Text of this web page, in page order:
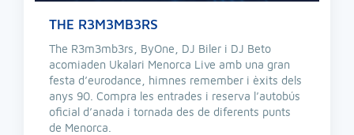
THE R3M3MB3RS
The R3m3mb3rs, ByOne, DJ Biler i DJ Beto
acomiaden Ukalari Menorca Live amb una gran
festa d’eurodance, himnes remember i èxits dels
anys 90. Compra les entrades i reserva l’autobús
oficial d’anada i tornada des de diferents punts
de Menorca.